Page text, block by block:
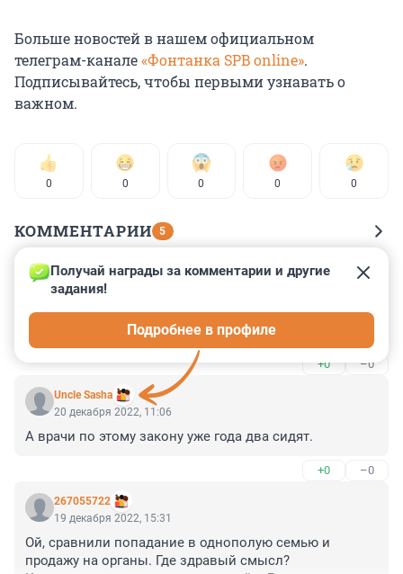
Больше новостей в нашем официальном
телеграм-канале«Фонтанка SPB online».
Подписывайтесь, чтобы первыми узнавать о
важном.
0 0 0 0 0
КОММЕНТАРИИ 5
Гость
8 сентября 2023, 11:01
Всё у нас с 1917 года против народа, т.к.с 10 века
нами правят варяги, ети их мать!
+0 –0
Uncle Sasha
Получай награды за комментарии и другие
задания!
Подробнее в профиле
20 декабря 2022, 11:06
А врачи по этому закону уже года два сидят.
+0 –0
267055722
19 декабря 2022, 15:31
Ой, сравнили попадание в однополую семью и
продажу на органы. Где здравый смысл?